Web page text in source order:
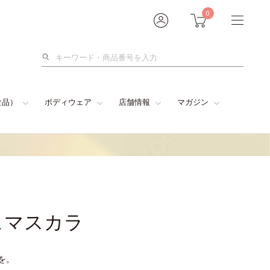
0
検
） ボディウェア 店舗情報 マガジン
スカラ